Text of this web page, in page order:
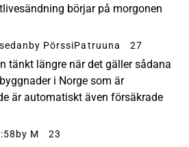
börjar på morgonen
by PörssiPatruuna 27
tänkt längre när det gäller sådana
i Norge som är
är automatiskt även försäkrade
by M 23